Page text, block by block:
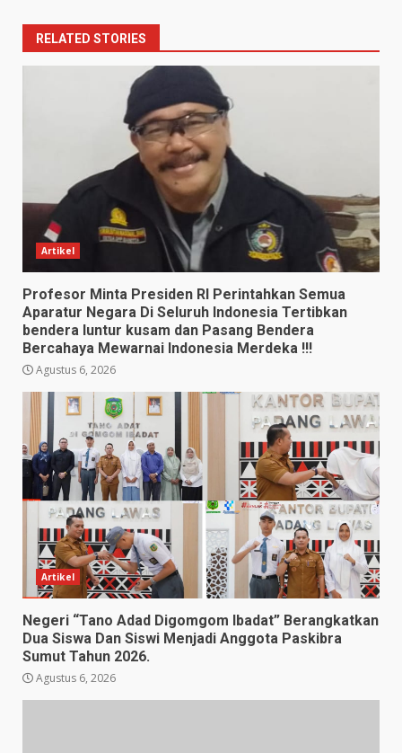
RELATED STORIES
Artikel
Profesor Minta Presiden RI Perintahkan Semua
Aparatur Negara Di Seluruh Indonesia Tertibkan
bendera luntur kusam dan Pasang Bendera
Bercahaya Mewarnai Indonesia Merdeka !!!
Agustus 6, 2026
Artikel
Negeri “Tano Adad Digomgom Ibadat” Berangkatkan
Dua Siswa Dan Siswi Menjadi Anggota Paskibra
Sumut Tahun 2026.
Agustus 6, 2026